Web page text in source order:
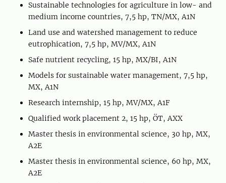
Sustainable technologies for agriculture in low- and
medium income countries, 7,5 hp, TN/MX, A1N
Land use and watershed management to reduce
eutrophication, 7,5 hp, MV/MX, A1N
Safe nutrient recycling, 15 hp, MX/BI, A1N
Models for sustainable water management, 7,5 hp,
MX, A1N
Research internship, 15 hp, MV/MX, A1F
Qualified work placement 2, 15 hp, ÖT, AXX
Master thesis in environmental science, 30 hp, MX,
A2E
Master thesis in environmental science, 60 hp, MX,
A2E